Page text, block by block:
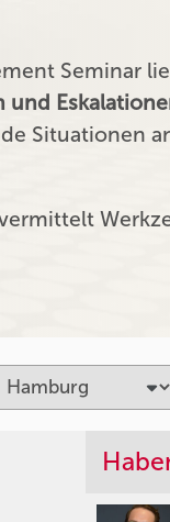
Seminar
und
Situationen